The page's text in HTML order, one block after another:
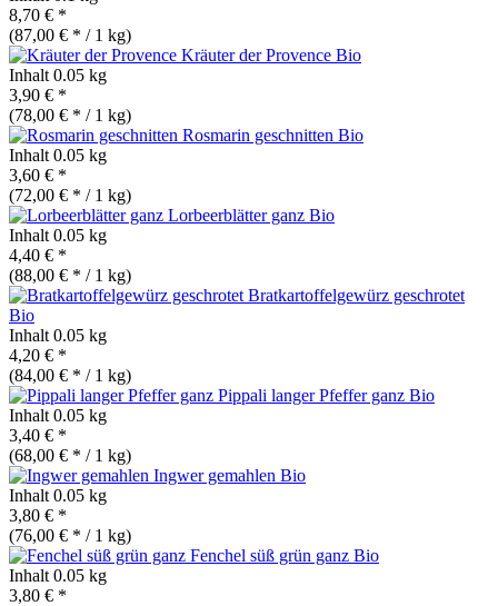
8,70 € *
(87,00 € * / 1 kg)
Kräuter der Provence Bio
Inhalt 0.05 kg
3,90 € *
(78,00 € * / 1 kg)
Rosmarin geschnitten Bio
Inhalt 0.05 kg
3,60 € *
(72,00 € * / 1 kg)
Lorbeerblätter ganz Bio
Inhalt 0.05 kg
4,40 € *
(88,00 € * / 1 kg)
Bratkartoffelgewürz geschrotet
Bio
Inhalt 0.05 kg
4,20 € *
(84,00 € * / 1 kg)
Pippali langer Pfeffer ganz Bio
Inhalt 0.05 kg
3,40 € *
(68,00 € * / 1 kg)
Ingwer gemahlen Bio
Inhalt 0.05 kg
3,80 € *
(76,00 € * / 1 kg)
Fenchel süß grün ganz Bio
Inhalt 0.05 kg
3,80 € *